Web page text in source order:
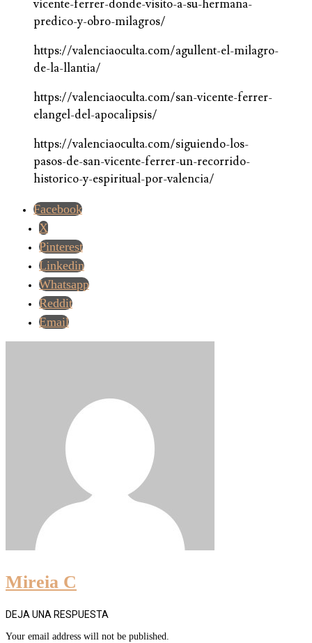
vicente-ferrer-donde-visito-a-su-hermana-
predico-y-obro-milagros/
https://valenciaoculta.com/agullent-el-milagro-
de-la-llantia/
https://valenciaoculta.com/san-vicente-ferrer-
elangel-del-apocalipsis/
https://valenciaoculta.com/siguiendo-los-
pasos-de-san-vicente-ferrer-un-recorrido-
historico-y-espiritual-por-valencia/
Facebook
X
Pinterest
Linkedin
Whatsapp
Reddit
Email
Mireia C
DEJA UNA RESPUESTA
Your email address will not be published.